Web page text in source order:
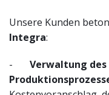
Unsere Kunden
Integra:
- Verwaltung